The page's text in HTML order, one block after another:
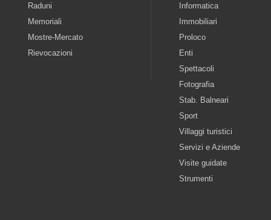
Raduni
Memoriali
Mostre-Mercato
Rievocazioni
Informatica
Immobiliari
Proloco
Enti
Spettacoli
Fotografia
Stab. Balneari
Sport
Villaggi turistici
Servizi e Aziende
Visite guidate
Strumenti